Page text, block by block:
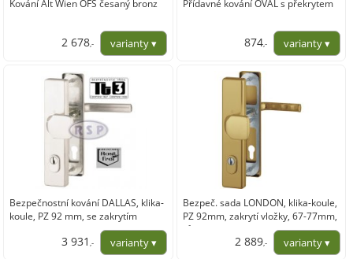
Kování Alt Wien OFS česaný bronz
2 678,-
Přídavné kování OVAL s překrytem
874,-
Bezpečnostní kování DALLAS, klika-
koule, PZ 92 mm, se zakrytím
vložky, F69 nerez + F9 nerez efekt
3 931 ,-
Bezpeč. sada LONDON, klika-koule,
PZ 92mm, zakrytí vložky, 67-77mm,
různé barvy ve variantách
2 889,-